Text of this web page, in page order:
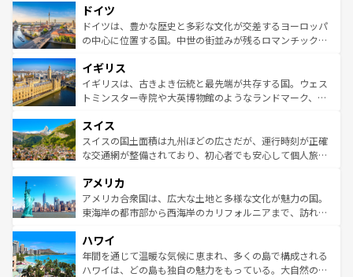
せる。地方によって風土や気候が異なるスペインはその個
性で訪れる人を魅了する。 なお、新着のスペイン情報は コ
ンテンツ一覧を参照してほしい。
で、幅広い魅力が詰まっている。華麗な宮殿、歴史的な大
聖堂、美しいビーチ、そして豊かな自然が、訪れる者を心
から魅了する。また、フランスは美食の国としても知ら
いる。シャンパンの発祥地であるランス、プロヴァンスの
香り高いラベンダー畑など、多彩な楽しみ方が可能だ。さ
らに、パリ以外の地域にも魅力が溢れており、どの街角に
れる地方に足を運ぶとそれぞれで全く異なる文化を体験で
きるだろう。 なお、新着のフランス情報はコンテンツ一覧
を参照してほしい。
ドイツ
ドイツは、豊かな歴史と多彩な文化が交差するヨーロッパ
の中心に位置する国。中世の街並みが残るロマンチック街
顔を持つこの国は、どこを歩いても飽きることがない。ベ
ルリンの文化的活気、バイエルン州のアルプスの絶景、そ
してライン川沿いのワイン畑といった風景は必見。ビール
は、お酒好きな人にはぜひ体験してほしい。 なお、新着の
ドイツ情報はコンテンツ一覧を参照してほしい。
イギリス
イギリスは、古きよき伝統と最先端が共存する国。ウェス
トミンスター寺院や大英博物館のようなランドマーク、歴
リアごとに異なる魅力がある。また、優雅なアフタヌーン
ティー、ビール好きにはたまらない英国パブ、サッカー観
戦など、本場だからこそできる体験も豊富。イギリスを旅
ンツ一覧を参照してほしい。
スイス
スイスの国土面積は九州ほどの広さだが、運行時刻が正確
な交通網が整備されており、初心者でも安心して個人旅行
の建物がそのまま残る町や、スイスならではのユニークな
博物館もあり、アルプス観光だけでなく町歩きも満喫する
ことができる。国民の所得が高いため物価も高いが、旅行
ば市内交通費無料で観光を楽しむこともできる。 なお、新
着のスイス情報はコンテンツ一覧 を参照してほしい。
アメリカ
アメリカ合衆国は、広大な土地と多様な文化が魅力の国。
東海岸の都市部から西海岸のカリフォルニアまで、訪れる
のような巨大都市は、観光、ショッピング、エンターテイ
ンメントが詰まった刺激的なスポットだ。一方、アメリカ
西部には大自然が広がり、グランドキャニオンやイエロー
ハワイ
年間を通じて温暖な気候に恵まれ、多くの島で構成される
ハワイは、どの島も独自の魅力をもっている。大自然の神